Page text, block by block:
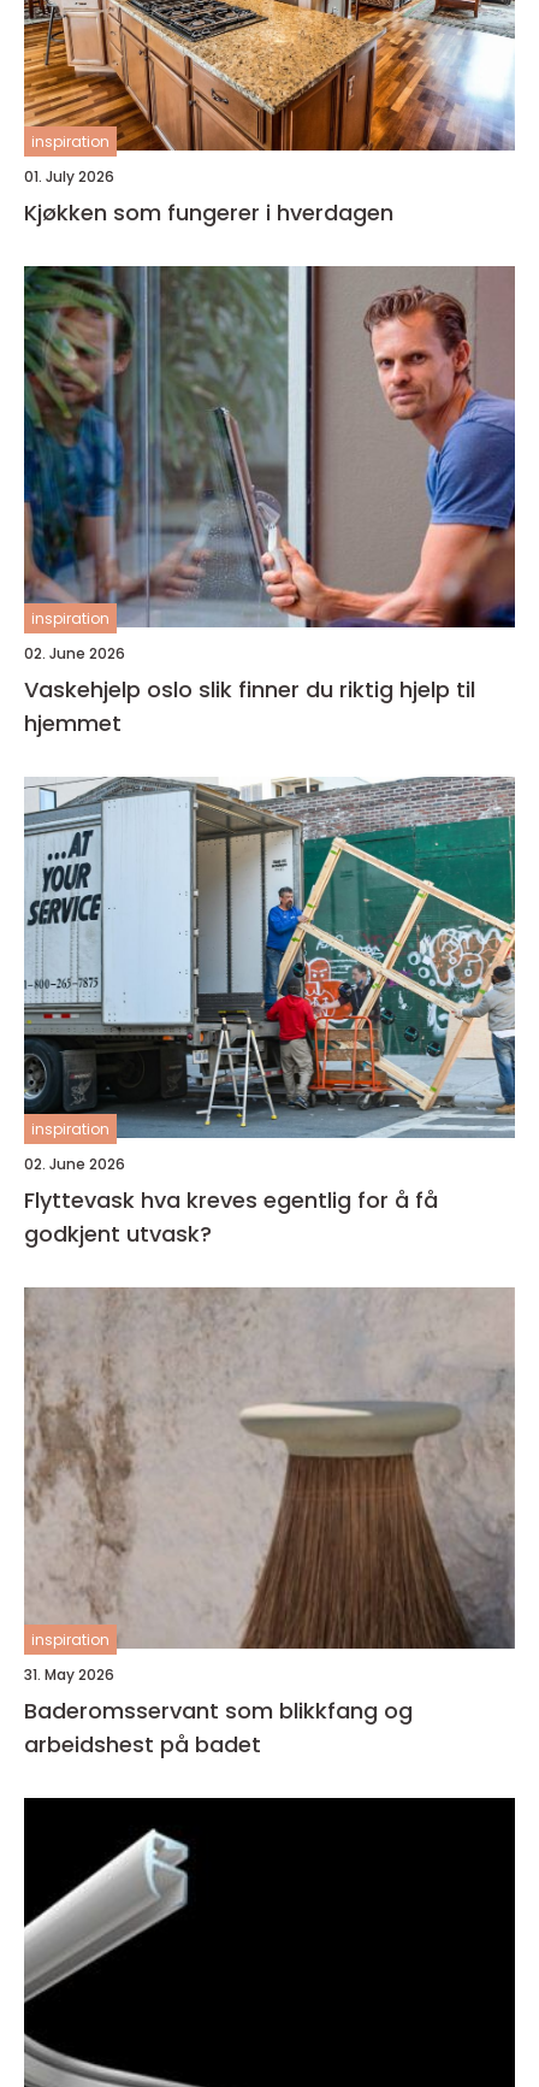
inspiration
01. July 2026
Kjøkken som fungerer i hverdagen
inspiration
02. June 2026
Vaskehjelp oslo slik finner du riktig hjelp til
hjemmet
inspiration
02. June 2026
Flyttevask hva kreves egentlig for å få
godkjent utvask?
inspiration
31. May 2026
Baderomsservant som blikkfang og
arbeidshest på badet